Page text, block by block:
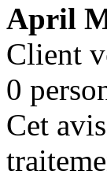
April
Client
0
Cet